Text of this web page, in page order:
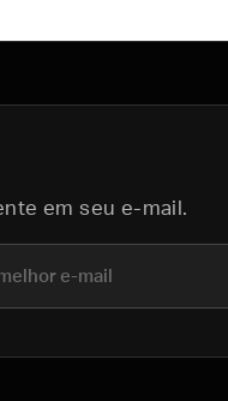
em seu e-mail.